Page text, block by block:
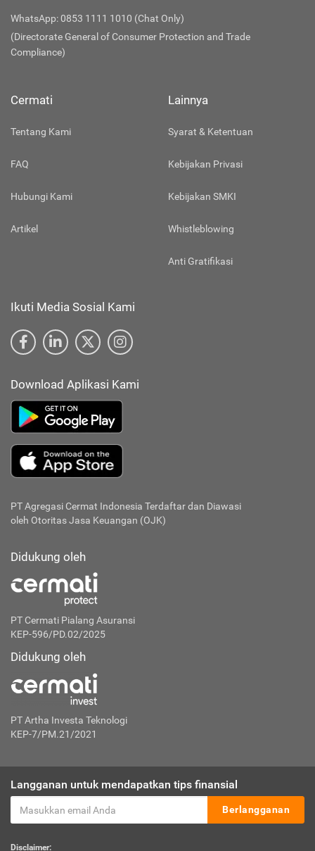
WhatsApp: 0853 1111 1010 (Chat Only)
(Directorate General of Consumer Protection and Trade
Compliance)
Cermati
Tentang Kami
FAQ
Hubungi Kami
Artikel
Lainnya
Syarat & Ketentuan
Kebijakan Privasi
Kebijakan SMKI
Whistleblowing
Anti Gratifikasi
Ikuti Media Sosial Kami
Download Aplikasi Kami
PT Agregasi Cermat Indonesia Terdaftar dan Diawasi
oleh Otoritas Jasa Keuangan (OJK)
Didukung oleh
PT Cermati Pialang Asuransi
KEP-596/PD.02/2025
Didukung oleh
PT Artha Investa Teknologi
KEP-7/PM.21/2021
Langganan untuk mendapatkan tips finansial
Berlangganan
Disclaimer: